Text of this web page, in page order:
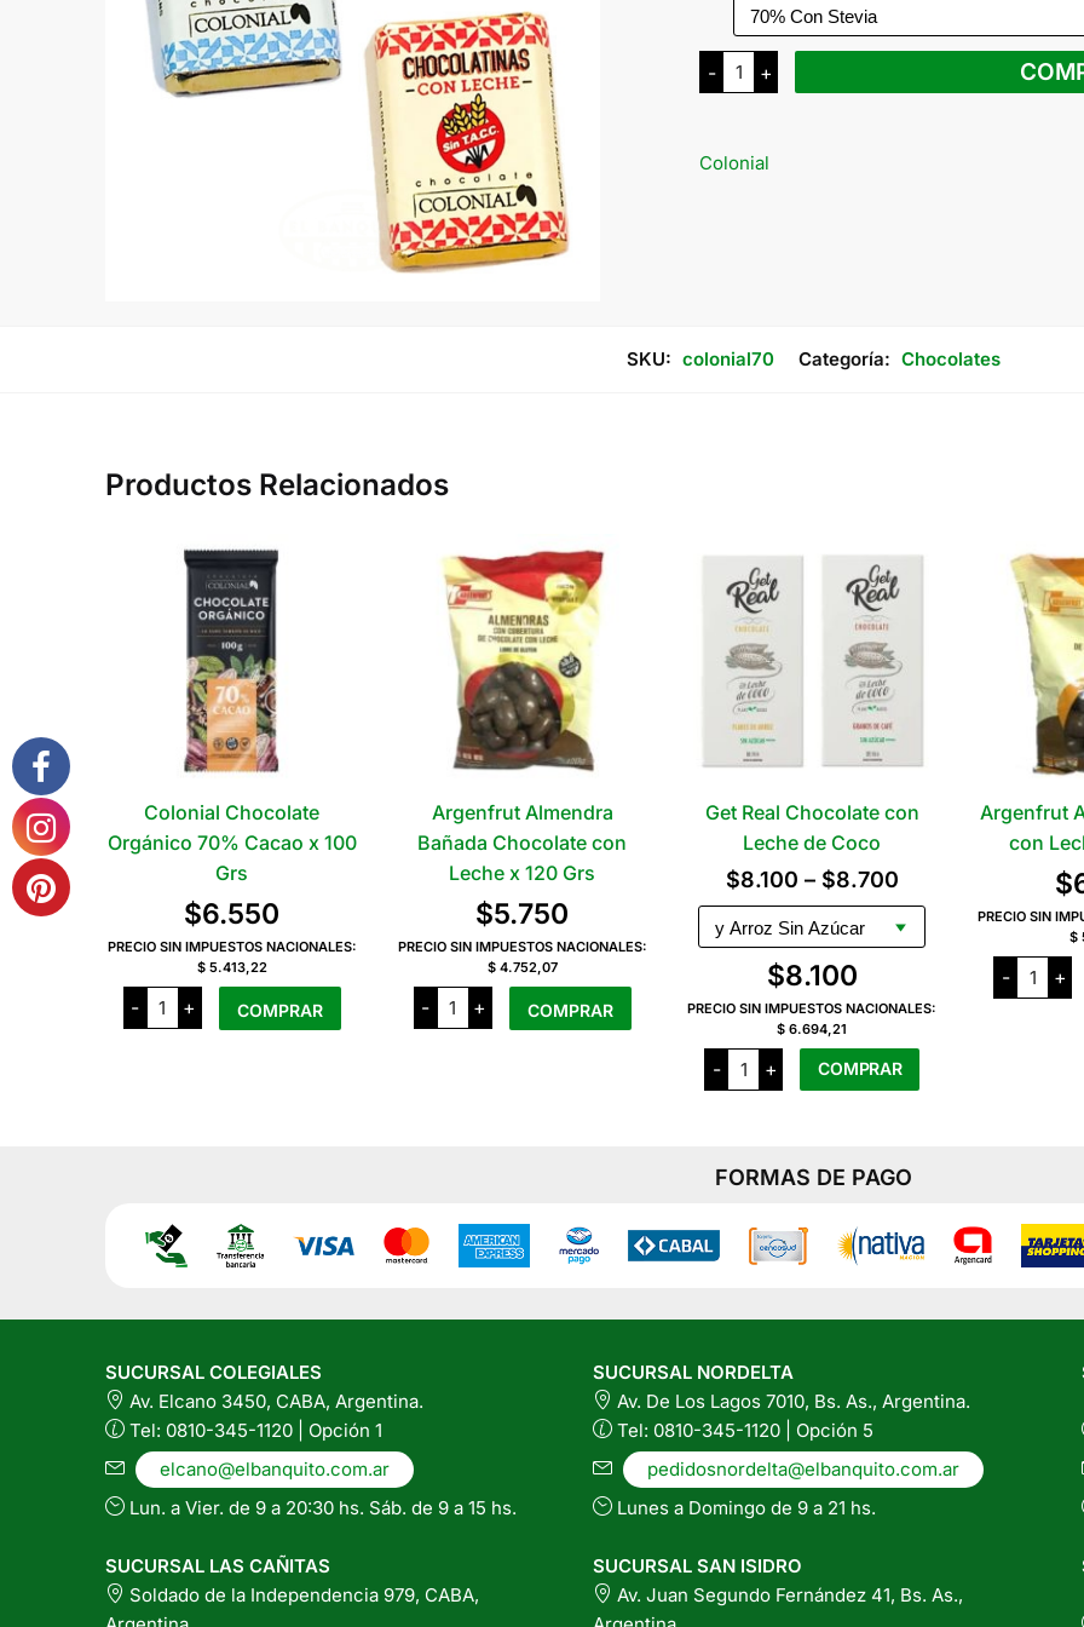
-
Colonial
Chocolatinas
Sin
Grs
+
Colonial
SKU: colonial70 Categoría: Chocolates
Productos Relacionados
Colonial Chocolate
Orgánico 70% Cacao x 100
Grs
$6.550
PRECIO SIN IMPUESTOS NACIONALES:
$ 5.413,22
-
Colonial
Chocolate
Orgánico
+ COMPRAR
Argenfrut Almendra
Bañada Chocolate con
Leche x 120 Grs
$5.750
PRECIO SIN IMPUESTOS NACIONALES:
$ 4.752,07
-
Argenfrut
Almendra
Bañada
+ COMPRAR
Get Real Chocolate con
Leche de Coco
$8.100 – $8.700Rango
de
precios:
$8.100
hasta
$8.700
$8.100
PRECIO SIN IMPUESTOS NACIONALES:
$ 6.694,21
-
Get
Real
Chocolate
Coco
cantidad
+ COMPRAR
tiene
variantes.
Las
se
en
la
página
del
producto
Argenfrut
con
$
PRECIO SIN
$
-
Bañada
+
FORMAS DE PAGO
SUCURSAL COLEGIALES
Av. Elcano 3450, CABA, Argentina.
Tel: 0810-345-1120 | Opción 1
elcano@elbanquito.com.ar
Lun. a Vier. de 9 a 20:30 hs. Sáb. de 9 a 15 hs.
SUCURSAL LAS CAÑITAS
Soldado de la Independencia 979, CABA,
SUCURSAL NORDELTA
Av. De Los Lagos 7010, Bs. As., Argentina.
Tel: 0810-345-1120 | Opción 5
pedidosnordelta@elbanquito.com.ar
Lunes a Domingo de 9 a 21 hs.
SUCURSAL SAN ISIDRO
Av. Juan Segundo Fernández 41, Bs. As.,